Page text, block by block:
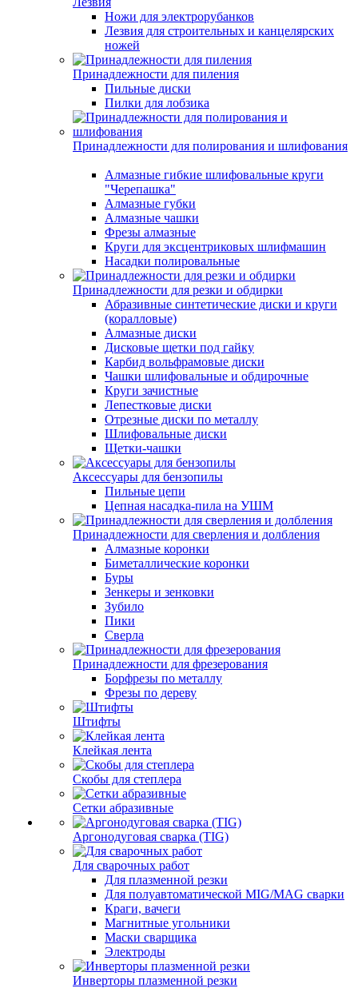
Ножи для электрорубанков
Лезвия для строительных и канцелярских
ножей
Принадлежности для пиления
Пильные диски
Пилки для лобзика
Принадлежности для полирования и шлифования
Алмазные гибкие шлифовальные круги
"Черепашка"
Алмазные губки
Алмазные чашки
Фрезы алмазные
Круги для эксцентриковых шлифмашин
Насадки полировальные
Принадлежности для резки и обдирки
Абразивные синтетические диски и круги
(коралловые)
Алмазные диски
Дисковые щетки под гайку
Карбид вольфрамовые диски
Чашки шлифовальные и обдирочные
Круги зачистные
Лепестковые диски
Отрезные диски по металлу
Шлифовальные диски
Щетки-чашки
Аксессуары для бензопилы
Пильные цепи
Цепная насадка-пила на УШМ
Принадлежности для сверления и долбления
Алмазные коронки
Биметаллические коронки
Буры
Зенкеры и зенковки
Зубило
Пики
Сверла
Принадлежности для фрезерования
Борфрезы по металлу
Фрезы по дереву
Штифты
Клейкая лента
Скобы для степлера
Сетки абразивные
Аргонодуговая сварка (TIG)
Для сварочных работ
Для плазменной резки
Для полуавтоматической MIG/MAG сварки
Краги, вачеги
Магнитные угольники
Маски сварщика
Электроды
Инверторы плазменной резки